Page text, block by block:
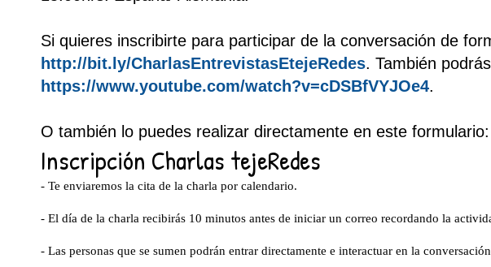
Si quieres inscribirte para participar de la conversación de
http://bit.ly/CharlasEntrevistasEtejeRedes. También
https://www.youtube.com/watch?v=cDSBfVYJOe4.
O también lo puedes realizar directamente en este formulario: